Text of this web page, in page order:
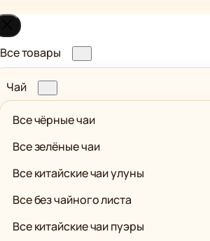
Все товары
Чай
Все чёрные чаи
Все зелёные чаи
Все китайские чаи улуны
Все без чайного листа
Все китайские чаи пуэры